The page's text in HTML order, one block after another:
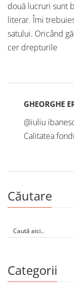
două lucruri sunt
literar. Îmi
satului. Oricând
cer drepturile
GHEORGHE
@iuliu
Calitatea
Căutare
Categorii